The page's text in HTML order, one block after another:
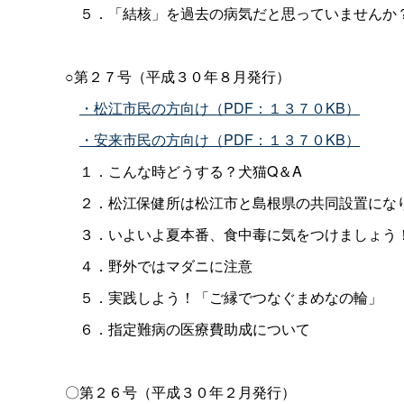
５．「結核」を過去の病気だと思っていませんか
○第２７号（平成３０年８月発行）
・松江市民の方向け（PDF：１３７０KB）
・安来市民の方向け（PDF：１３７０KB）
１．こんな時どうする？犬猫Q＆A
２．松江保健所は松江市と島根県の共同設置にな
３．いよいよ夏本番、食中毒に気をつけましょう！
４．野外ではマダニに注意
５．実践しよう！「ご縁でつなぐまめなの輪」
６．指定難病の医療費助成について
〇第２６号（平成３０年２月発行）